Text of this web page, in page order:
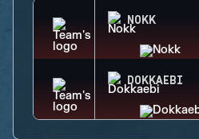
NOKK
DOKKAEBI